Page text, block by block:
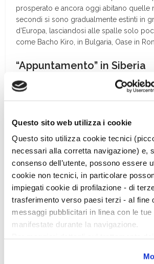
Questo sito web utilizza i cookie
Questo sito utilizza cookie tecnici
necessari alla corretta navigazione) e,
consenso dell’utente, possono essere
cookie non tecnici, in particolare
impiegati cookie di profilazione - di
trasferimento verso paesi terzi - al fine
messaggi pubblicitari in linea con le tue
manifestate durante la navigazione.
scelte privacy sui cookie, ti invitiamo a
prosperato e ancora oggi abitano quelle
secondi si sono gradualmente estinti in
d’Europa, lasciandosi alle spalle solo
come Bacho Kiro, in Bulgaria, Oase in
“Appuntamento” in Siberia
Riassume Luca Pagani: «Infine, un’ultima
avvenne prima di 38.000 anni fa e
Europa ci siano state interazioni
superstiti dell’ondata precedente, una
generalizzata tra le due ondate ha avuto
Siberia, dove ha dato origine a una
Ancestral North Eurasian, che in seguito
genoma dei nativi americani». Questa
associata a un diverso tipo di cultura
Paleolitico superiore che caratterizza i
paleolitici europei.